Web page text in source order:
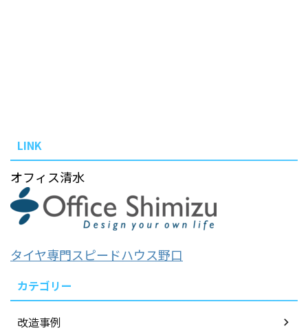
LINK
オフィス清水
タイヤ専門スピードハウス野口
カテゴリー
改造事例